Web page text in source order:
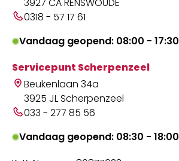
3927 CA RENSWOUDE
0318 - 57 17 61
Vandaag geopend: 08:00 - 17:30
Servicepunt Scherpenzeel
Beukenlaan 34a
3925 JL Scherpenzeel
033 - 277 85 56
Vandaag geopend: 08:30 - 18:00